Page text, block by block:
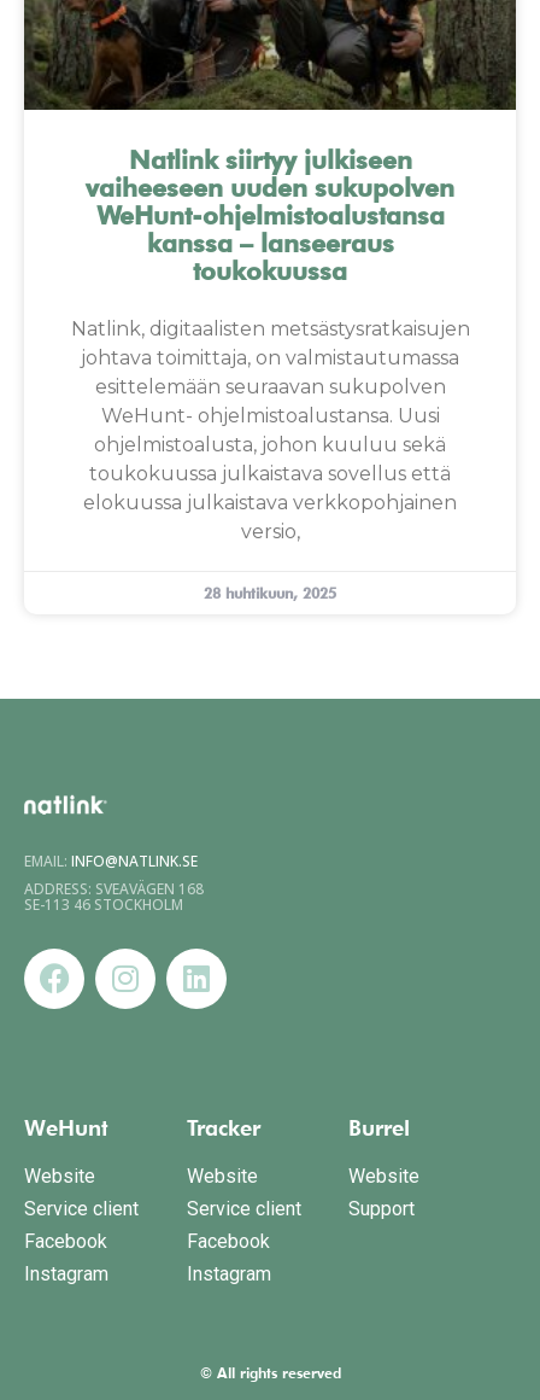
Natlink siirtyy julkiseen
vaiheeseen uuden sukupolven
WeHunt-ohjelmistoalustansa
kanssa – lanseeraus
toukokuussa
Natlink, digitaalisten metsästysratkaisujen
johtava toimittaja, on valmistautumassa
esittelemään seuraavan sukupolven
WeHunt- ohjelmistoalustansa. Uusi
ohjelmistoalusta, johon kuuluu sekä
toukokuussa julkaistava sovellus että
elokuussa julkaistava verkkopohjainen
versio,
28 huhtikuun, 2025
EMAIL: INFO@NATLINK.SE
ADDRESS: SVEAVÄGEN 168
SE-113 46 STOCKHOLM
WeHunt
Website
Service client
Facebook
Instagram
Tracker
Website
Service client
Facebook
Instagram
Burrel
Website
Support
© All rights reserved